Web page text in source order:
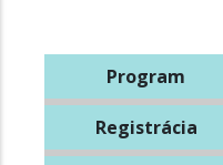
Program
Registrácia